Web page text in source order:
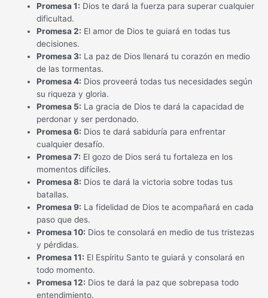
Promesa 1: Dios te dará la fuerza para superar cualquier
dificultad.
Promesa 2: El amor de Dios te guiará en todas tus
decisiones.
Promesa 3: La paz de Dios llenará tu corazón en medio
de las tormentas.
Promesa 4: Dios proveerá todas tus necesidades según
su riqueza y gloria.
Promesa 5: La gracia de Dios te dará la capacidad de
perdonar y ser perdonado.
Promesa 6: Dios te dará sabiduría para enfrentar
cualquier desafío.
Promesa 7: El gozo de Dios será tu fortaleza en los
momentos difíciles.
Promesa 8: Dios te dará la victoria sobre todas tus
batallas.
Promesa 9: La fidelidad de Dios te acompañará en cada
paso que des.
Promesa 10: Dios te consolará en medio de tus tristezas
y pérdidas.
Promesa 11: El Espíritu Santo te guiará y consolará en
todo momento.
Promesa 12: Dios te dará la paz que sobrepasa todo
entendimiento.